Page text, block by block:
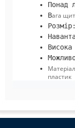
Понад
Вага
Висока
пластик